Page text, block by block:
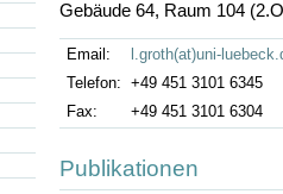
Gebäude 64, Raum 104
Email:
l.groth(at)uni-
Telefon: +49 451 3101 6345
Fax:
+49 451 3101 6304
Publikationen